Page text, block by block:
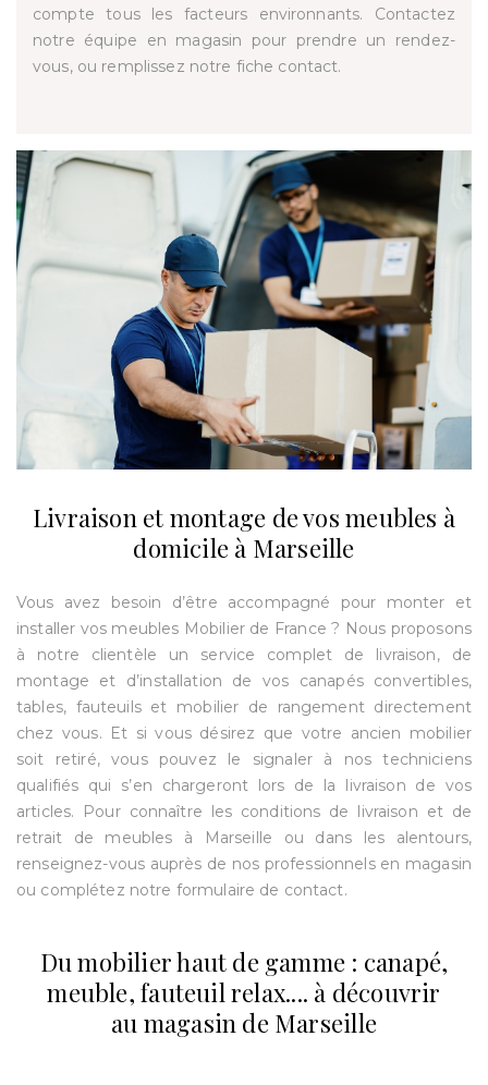
compte tous les facteurs environnants. Contactez
notre équipe en magasin pour prendre un rendez-
vous, ou remplissez notre fiche contact.
Livraison et montage de vos meubles à
domicile à Marseille
Vous avez besoin d’être accompagné pour monter et
installer vos meubles Mobilier de France ? Nous proposons
à notre clientèle un service complet de livraison, de
montage et d’installation de vos canapés convertibles,
tables, fauteuils et mobilier de rangement directement
chez vous. Et si vous désirez que votre ancien mobilier
soit retiré, vous pouvez le signaler à nos techniciens
qualifiés qui s’en chargeront lors de la livraison de vos
articles. Pour connaître les conditions de livraison et de
retrait de meubles à Marseille ou dans les alentours,
renseignez-vous auprès de nos professionnels en magasin
ou complétez notre formulaire de contact.
Du mobilier haut de gamme : canapé,
meuble, fauteuil relax.... à découvrir
au magasin de Marseille